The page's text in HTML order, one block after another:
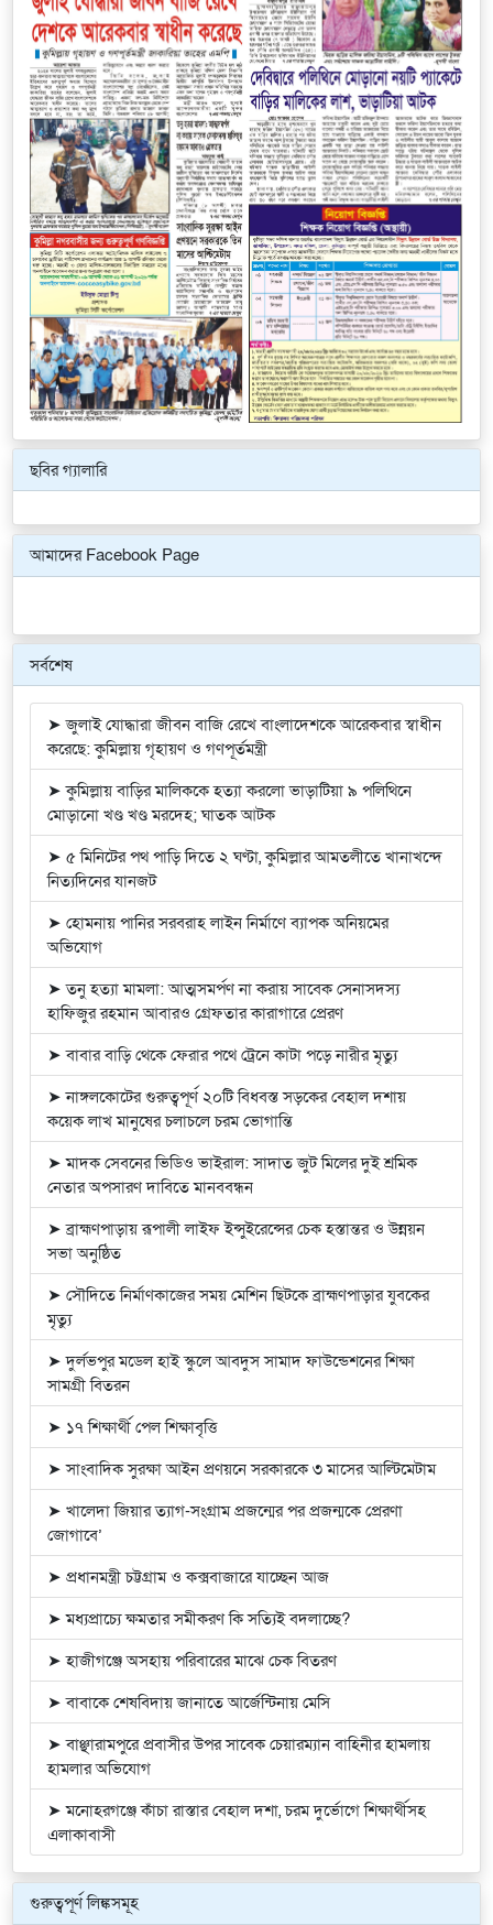
ছবির গ্যালারি
আমাদের Facebook Page
সর্বশেষ
➤ জুলাই যোদ্ধারা জীবন বাজি রেখে বাংলাদেশকে আরেকবার স্বাধীন
করেছে: কুমিল্লায় গৃহায়ণ ও গণপূর্তমন্ত্রী
➤ কুমিল্লায় বাড়ির মালিককে হত্যা করলো ভাড়াটিয়া ৯ পলিথিনে
মোড়ানো খণ্ড খণ্ড মরদেহ; ঘাতক আটক
➤ ৫ মিনিটের পথ পাড়ি দিতে ২ ঘণ্টা, কুমিল্লার আমতলীতে খানাখন্দে
নিত্যদিনের যানজট
➤ হোমনায় পানির সরবরাহ লাইন নির্মাণে ব্যাপক অনিয়মের
অভিযোগ
➤ তনু হত্যা মামলা: আত্মসমর্পণ না করায় সাবেক সেনাসদস্য
হাফিজুর রহমান আবারও গ্রেফতার কারাগারে প্রেরণ
➤ বাবার বাড়ি থেকে ফেরার পথে ট্রেনে কাটা পড়ে নারীর মৃত্যু
➤ নাঙ্গলকোটের গুরুত্বপূর্ণ ২০টি বিধবস্ত সড়কের বেহাল দশায়
কয়েক লাখ মানুষের চলাচলে চরম ভোগান্তি
➤ মাদক সেবনের ভিডিও ভাইরাল: সাদাত জুট মিলের দুই শ্রমিক
নেতার অপসারণ দাবিতে মানববন্ধন
➤ ব্রাহ্মণপাড়ায় রূপালী লাইফ ইন্সুইরেন্সের চেক হস্তান্তর ও উন্নয়ন
সভা অনুষ্ঠিত
➤ সৌদিতে নির্মাণকাজের সময় মেশিন ছিটকে ব্রাহ্মণপাড়ার যুবকের
মৃত্যু
➤ দুর্লভপুর মডেল হাই স্কুলে আবদুস সামাদ ফাউন্ডেশনের শিক্ষা
সামগ্রী বিতরন
➤ ১৭ শিক্ষার্থী পেল শিক্ষাবৃত্তি
➤ সাংবাদিক সুরক্ষা আইন প্রণয়নে সরকারকে ৩ মাসের আল্টিমেটাম
➤ খালেদা জিয়ার ত্যাগ-সংগ্রাম প্রজন্মের পর প্রজন্মকে প্রেরণা
জোগাবে’
➤ প্রধানমন্ত্রী চট্টগ্রাম ও কক্সবাজারে যাচ্ছেন আজ
➤ মধ্যপ্রাচ্যে ক্ষমতার সমীকরণ কি সত্যিই বদলাচ্ছে?
➤ হাজীগঞ্জে অসহায় পরিবারের মাঝে চেক বিতরণ
➤ বাবাকে শেষবিদায় জানাতে আর্জেন্টিনায় মেসি
➤ বাঞ্ছারামপুরে প্রবাসীর উপর সাবেক চেয়ারম্যান বাহিনীর হামলায়
হামলার অভিযোগ
➤ মনোহরগঞ্জে কাঁচা রাস্তার বেহাল দশা, চরম দুর্ভোগে শিক্ষার্থীসহ
এলাকাবাসী
গুরুত্বপূর্ণ লিঙ্কসমূহ